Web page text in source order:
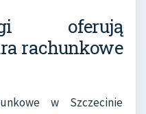
oferują
rachunkowe
w Szczecinie